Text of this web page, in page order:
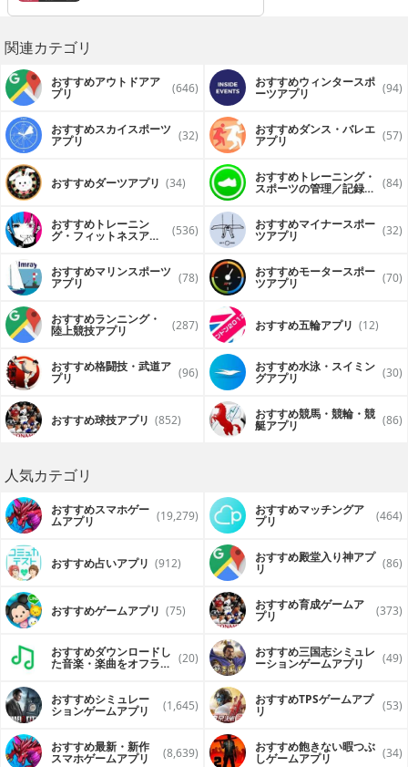
関連カテゴリ
おすすめアウトドアア
プリ (646) おすすめウィンタースポ
ーツアプリ (94)
おすすめスカイスポーツ
アプリ (32) おすすめダンス・バレエ
アプリ (57)
おすすめダーツアプリ (34) おすすめトレーニング・
スポーツの管理／記録ア (84)
おすすめトレーニン
グ・フィットネスアプ (536) おすすめマイナースポー
ツアプリ (32)
おすすめマリンスポーツ
アプリ (78) おすすめモータースポー
ツアプリ (70)
おすすめランニング・
陸上競技アプリ (287) おすすめ五輪アプリ (12)
おすすめ格闘技・武道ア
プリ (96) おすすめ水泳・スイミン
グアプリ (30)
おすすめ球技アプリ (852) おすすめ競馬・競輪・競
艇アプリ (86)
人気カテゴリ
おすすめスマホゲー
ムアプリ (19,279) おすすめマッチングア
プリ (464)
おすすめ占いアプリ (912) おすすめ殿堂入り神アプ
リ (86)
おすすめゲームアプリ (75) おすすめ育成ゲームア
プリ (373)
おすすめダウンロードし
た音楽・楽曲をオフライ (20) おすすめ三国志シミュレ
ーションゲームアプリ (49)
おすすめシミュレー
ションゲームアプリ (1,645) おすすめTPSゲームアプ
リ (53)
おすすめ最新・新作
スマホゲームアプリ (8,639) おすすめ飽きない暇つぶ
しゲームアプリ (34)